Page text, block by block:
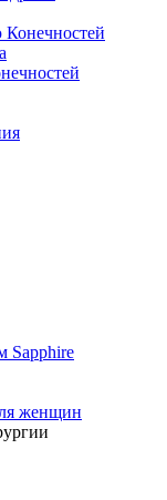
Sapphire
женщин